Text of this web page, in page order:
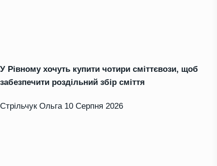
У Рівному хочуть купити чотири сміттєвози, щоб
забезпечити роздільний збір сміття
Стрільчук Ольга 10 Серпня 2026